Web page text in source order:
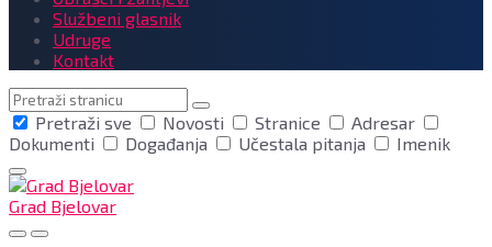
Službeni glasnik
Udruge
Kontakt
Pretraga
Pretraži sve
Novosti Stranice
Adresar
Dokumenti
Događanja Učestala pitanja Imenik
Grad Bjelovar